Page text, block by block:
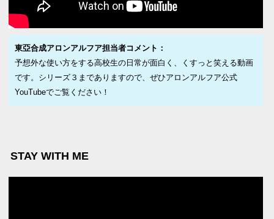
東亞合成アロンアルフア担当者コメント：
予想外な使い方をする高校生の日常が面白く、くすっと笑える動画
です。シリーズ３までありますので、ぜひアロンアルフア公式
YouTubeでご覧ください！
STAY WITH ME